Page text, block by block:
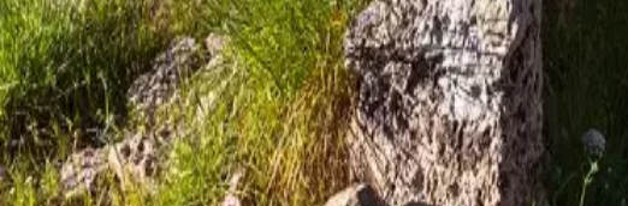
Agenda
Menorca
Guía
Tips
Español
Poblado de Son Mercer de Baix